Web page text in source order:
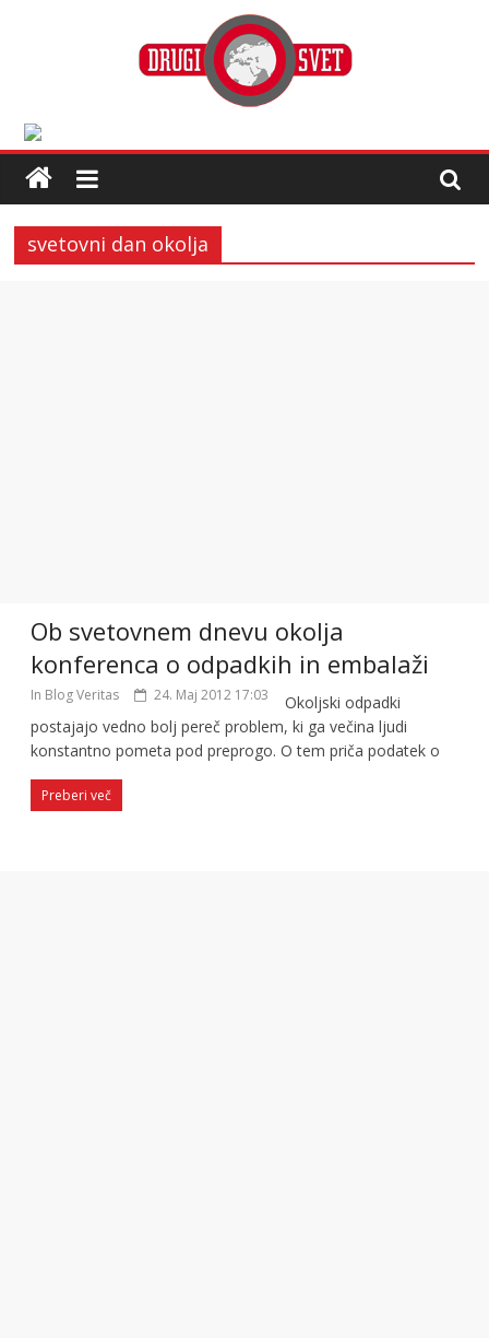
svetovni dan okolja
Ob svetovnem dnevu okolja
konferenca o odpadkih in embalaži
In Blog Veritas 24. Maj 2012 17:03
Okoljski odpadki
postajajo vedno bolj pereč problem, ki ga večina ljudi
konstantno pometa pod preprogo. O tem priča podatek o
Preberi več